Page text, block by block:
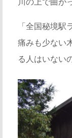
「全国秘境駅
痛みも少ない
る人はいない